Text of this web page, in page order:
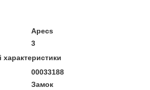
Apecs
3
характеристики
00033188
Замок